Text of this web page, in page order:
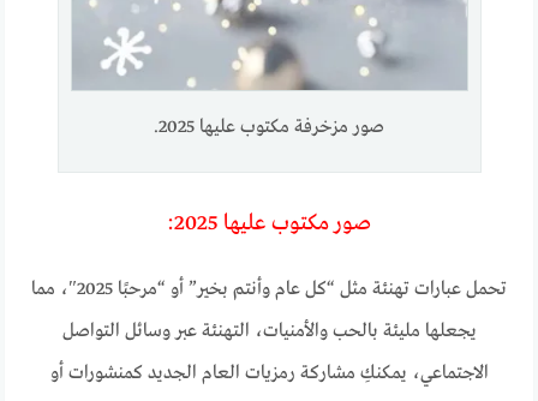
صور مزخرفة مكتوب عليها 2025.
صور مكتوب عليها 2025:
تحمل عبارات تهنئة مثل “كل عام وأنتم بخير” أو “مرحبًا 2025″، مما
يجعلها مليئة بالحب والأمنيات، التهنئة عبر وسائل التواصل
الاجتماعي، يمكنكِ مشاركة رمزيات العام الجديد كمنشورات أو